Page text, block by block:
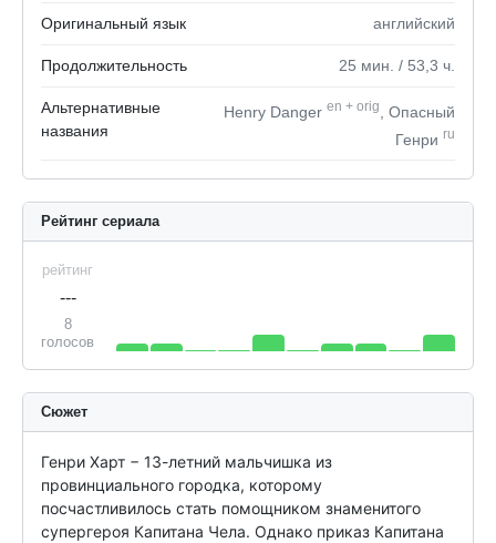
Оригинальный язык английский
Продолжительность 25 мин. / 53,3 ч.
Альтернативные
названия
Henry Danger en + orig
, Опасный
Генри ru
Рейтинг сериала
рейтинг
---
8
голосов
Сюжет
Генри Харт − 13-летний мальчишка из
провинциального городка, которому
посчастливилось стать помощником знаменитого
супергероя Капитана Чела. Однако приказ Капитана